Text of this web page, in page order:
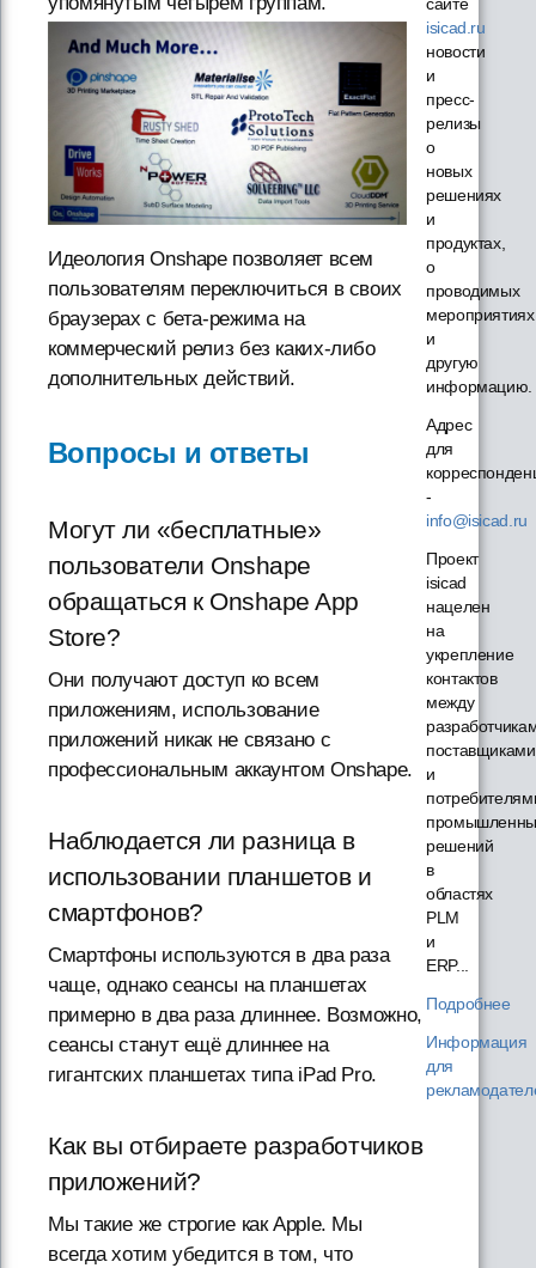
Идеология Onshape позволяет всем
пользователям переключиться в своих
браузерах с бета-режима на
коммерческий релиз без каких-либо
дополнительных действий.
Вопросы и ответы
Могут ли «бесплатные»
пользователи Onshape
обращаться к Onshape App
Store?
Они получают доступ ко всем
приложениям, использование
приложений никак не связано с
профессиональным аккаунтом Onshape.
Наблюдается ли разница в
использовании планшетов и
смартфонов?
Смартфоны используются в два раза
чаще, однако сеансы на планшетах
примерно в два раза длиннее. Возможно,
сеансы станут ещё длиннее на
гигантских планшетах типа iPad Pro.
Как вы отбираете разработчиков
приложений?
Мы такие же строгие как Apple. Мы
всегда хотим убедится в том, что
isicad.ru
новости
и
пресс-
релизы
о
новых
решениях
и
продуктах,
о
проводимых
мероприятиях
и
другую
информацию.
Адрес
для
-
info@isicad.ru
Проект
isicad
нацелен
на
укрепление
контактов
между
поставщиками
и
решений
в
областях
PLM
и
ERP...
Подробнее
Информация
для